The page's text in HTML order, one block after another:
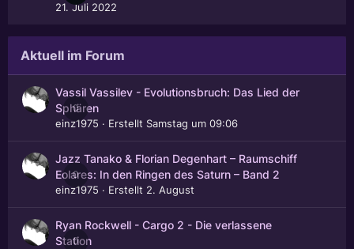
21. Juli 2022
Aktuell im Forum
0
Vassil Vassilev - Evolutionsbruch: Das Lied der
Sphären
einz1975 · Erstellt Samstag um 09:06
0
Jazz Tanako & Florian Degenhart – Raumschiff
Eolares: In den Ringen des Saturn – Band 2
einz1975 · Erstellt 2. August
0
Ryan Rockwell - Cargo 2 - Die verlassene
Station